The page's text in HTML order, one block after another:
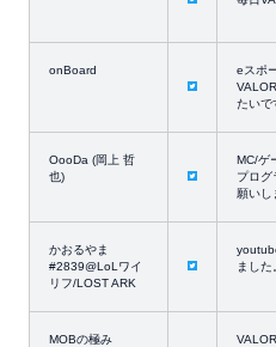
onBoard
eスポ
たいで
OooDa (岡上 哲
也)
MC/ゲ
プログ
願いし
かおるやま
#2839@LoLワイ
リフ/LOST ARK
ました
MOBの極み